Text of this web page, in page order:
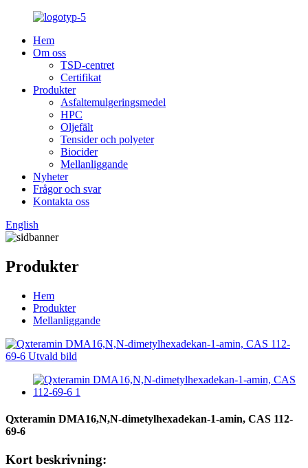
Hem
Om oss
TSD-centret
Certifikat
Produkter
Asfaltemulgeringsmedel
HPC
Oljefält
Tensider och polyeter
Biocider
Mellanliggande
Nyheter
Frågor och svar
Kontakta oss
English
Produkter
Hem
Produkter
Mellanliggande
Qxteramin DMA16,N,N-dimetylhexadekan-1-amin, CAS 112-
69-6
Kort beskrivning: